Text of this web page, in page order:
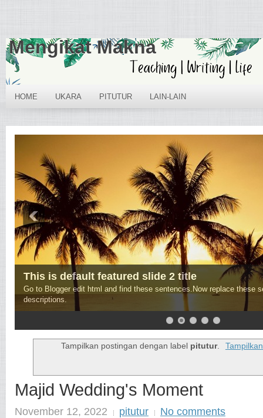
Mengikat Makna
HOME UKARA PITUTUR LAIN-LAIN
This is default featured slide 3 title
Go to Blogger edit html and find these sentences.Now replace these
descriptions.
Tampilkan postingan dengan label pitutur.
Majid Wedding's Moment
November 12, 2022 pitutur
No comments